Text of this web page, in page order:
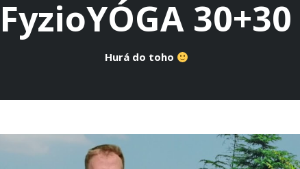
FyzioYÓGA 30+30
Hurá do toho